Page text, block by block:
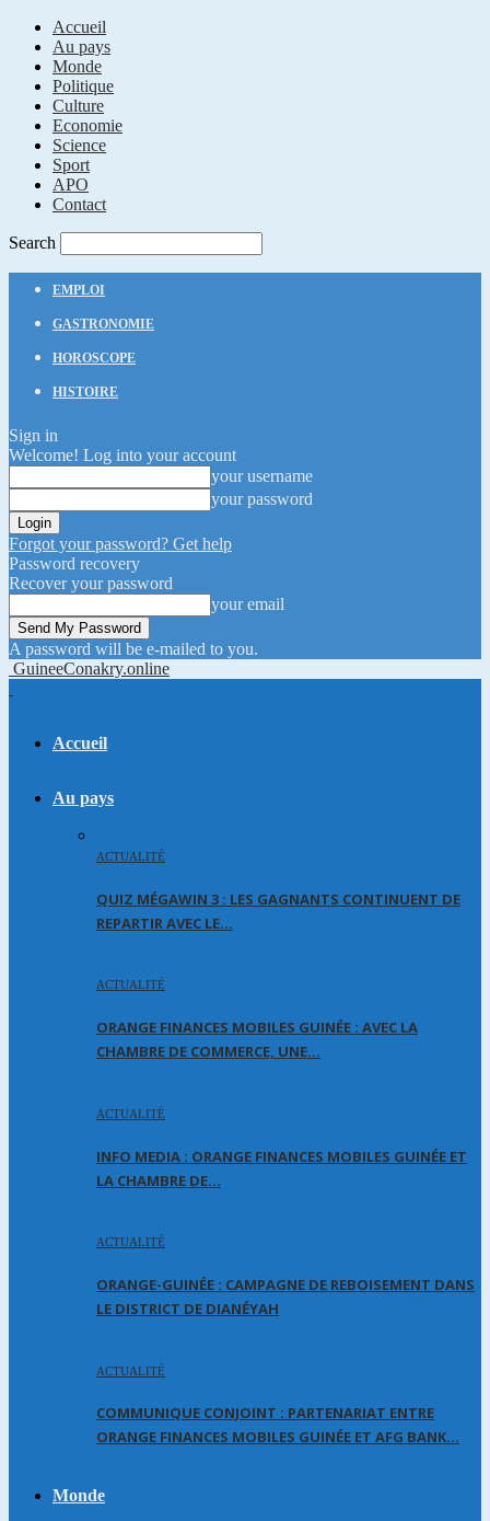
Accueil
Au pays
Monde
Politique
Culture
Economie
Science
Sport
APO
Contact
Search
EMPLOI
GASTRONOMIE
HOROSCOPE
HISTOIRE
Sign in
Welcome! Log into your account
your username
your password
Forgot your password? Get help
Password recovery
Recover your password
your email
A password will be e-mailed to you.
GuineeConakry.online
Accueil
Au pays
ACTUALITÉ
QUIZ MÉGAWIN 3 : LES GAGNANTS CONTINUENT DE
REPARTIR AVEC LE…
ACTUALITÉ
ORANGE FINANCES MOBILES GUINÉE : AVEC LA
CHAMBRE DE COMMERCE, UNE…
ACTUALITÉ
INFO MEDIA : ORANGE FINANCES MOBILES GUINÉE ET
LA CHAMBRE DE…
ACTUALITÉ
ORANGE-GUINÉE : CAMPAGNE DE REBOISEMENT DANS
LE DISTRICT DE DIANÉYAH
ACTUALITÉ
COMMUNIQUE CONJOINT : PARTENARIAT ENTRE
ORANGE FINANCES MOBILES GUINÉE ET AFG BANK…
Monde